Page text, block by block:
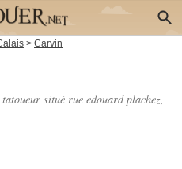
> Carvin
situé rue edouard plachez,